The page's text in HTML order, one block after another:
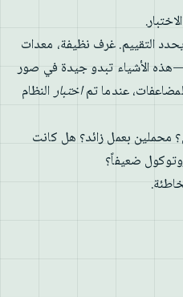
التقييم. غرف نظيفة، معدات
الأشياء تبدو جيدة في صور
عندما تماختبارالنظام
محملين بعمل زائد؟ هل كانت
ضعيفاً؟